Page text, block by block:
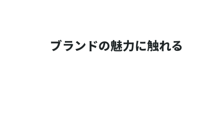
ブランドの魅力に触れる